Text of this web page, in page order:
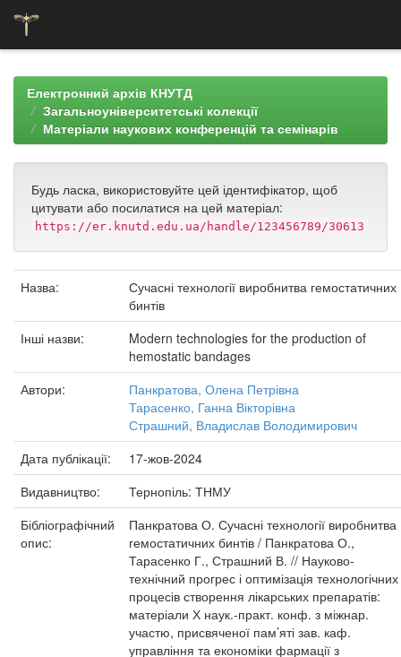
navigationЕлектронний архів КНУТД
Загальноуніверситетські колекції
Матеріали наукових конференцій та семінарів
Будь ласка, використовуйте цей ідентифікатор, щоб
цитувати або посилатися на цей матеріал:
https://er.knutd.edu.ua/handle/123456789/30613
Назва:
Сучасні технології виробнитва гемостатичних
бинтів
Інші назви:
Modern technologies for the production of
hemostatic bandages
Автори:
Панкратова, Олена Петрівна
Тарасенко, Ганна Вікторівна
Страшний, Владислав Володимирович
Дата публікації:
17-жов-2024
Видавництво:
Тернопіль: ТНМУ
Бібліографічний
опис:
Панкратова О. Сучасні технології виробнитва
гемостатичних бинтів / Панкратова О.,
Тарасенко Г., Страшний В. // Науково-
технічний прогрес і оптимізація технологічних
процесів створення лікарських препаратів:
матеріали Х наук.-практ. конф. з міжнар.
участю, присвяченої пам’яті зав. каф.
управління та економіки фармації з